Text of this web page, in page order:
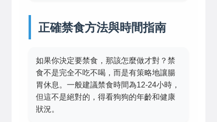
正確禁食方法與時間指南
如果你決定要禁食，那該怎麼做才對？禁
食不是完全不吃不喝，而是有策略地讓腸
胃休息。一般建議禁食時間為12-24小時，
但這不是絕對的，得看狗狗的年齡和健康
狀況。